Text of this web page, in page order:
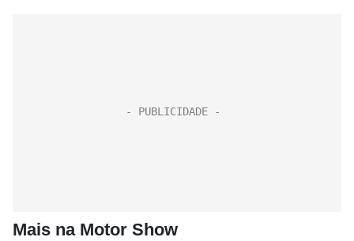
Mais na Motor Show